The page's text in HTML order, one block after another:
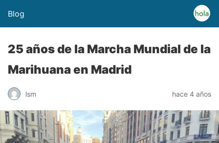
Blog
25 años de la Marcha Mundial de la
Marihuana en Madrid
lsm hace 4 años